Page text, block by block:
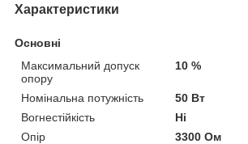
Характеристики
Основні
Максимальний допуск
опору
10 %
Номінальна потужність
50 Вт
Вогнестійкість
Ні
Опір
3300 Ом